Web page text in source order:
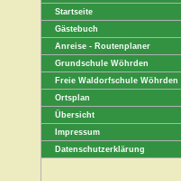
Startseite
Gästebuch
Anreise - Routenplaner
Grundschule Wöhrden
Freie Waldorfschule Wöhrden
Ortsplan
Übersicht
Impressum
Datenschutzerklärung